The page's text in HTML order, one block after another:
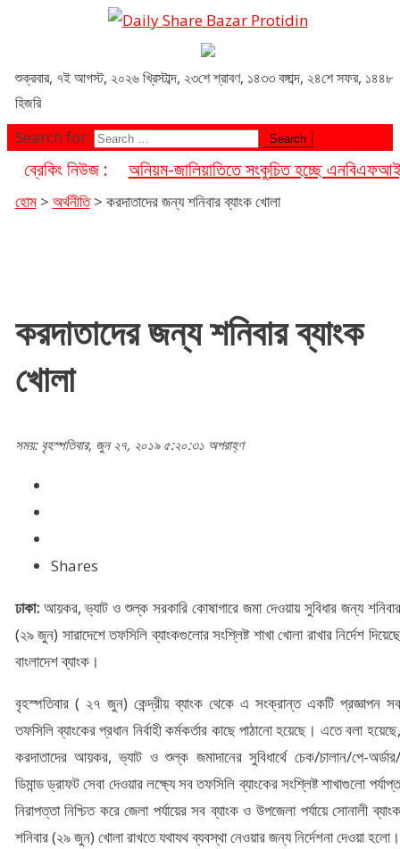
শুক্রবার, ৭ই আগস্ট, ২০২৬ খ্রিস্টাব্দ, ২৩শে শ্রাবণ, ১৪৩৩ বঙ্গাব্দ, ২৪শে সফর, ১৪৪৮
হিজরি
Search for:
ব্রেকিং নিউজ : অনিয়ম-জালিয়াতিতে সংকুচিত হচ্ছে
হোম > অর্থনীতি > করদাতাদের জন্য শনিবার ব্যাংক খোলা
করদাতাদের জন্য শনিবার ব্যাংক
খোলা
সময়: বৃহস্পতিবার, জুন ২৭, ২০১৯ ৫:২০:৩১ অপরাহ্ণ
Shares
ঢাকা: আয়কর, ভ্যাট ও শুল্ক সরকারি কোষাগারে জমা দেওয়ায় সুবিধার জন্য শনিবার
(২৯ জুন) সারাদেশে তফসিলি ব্যাংকগুলোর সংশ্লিষ্ট শাখা খোলা রাখার নির্দেশ দিয়েছে
বাংলাদেশ ব্যাংক।
বৃহস্পতিবার ( ২৭ জুন) কেন্দ্রীয় ব্যাংক থেকে এ সংক্রান্ত একটি প্রজ্ঞাপন সব
তফসিলি ব্যাংকের প্রধান নির্বাহী কর্মকর্তার কাছে পাঠানো হয়েছে। এতে বলা হয়েছে,
করদাতাদের আয়কর, ভ্যাট ও শুল্ক জমাদানের সুবিধার্থে চেক/চালান/পে-অর্ডার/
ডিমান্ড ড্রাফট সেবা দেওয়ার লক্ষ্যে সব তফসিলি ব্যাংকের সংশ্লিষ্ট শাখাগুলো পর্যাপ্ত
নিরাপত্তা নিশ্চিত করে জেলা পর্যায়ের সব ব্যাংক ও উপজেলা পর্যায়ে সোনালী ব্যাংক
শনিবার (২৯ জুন) খোলা রাখতে যথাযথ ব্যবস্থা নেওয়ার জন্য নির্দেশনা দেওয়া হলো।